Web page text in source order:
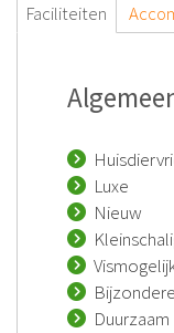
Faciliteiten
Luxe
Nieuw
Duurzaam